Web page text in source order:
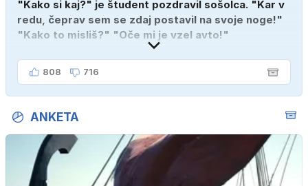
"Kako si kaj?" je študent pozdravil sošolca. "Kar v
redu, čeprav sem se zdaj postavil na svoje noge!"
"Kako to misliš?" "Oče mi je vzel avto!"
808 716
ANKETA